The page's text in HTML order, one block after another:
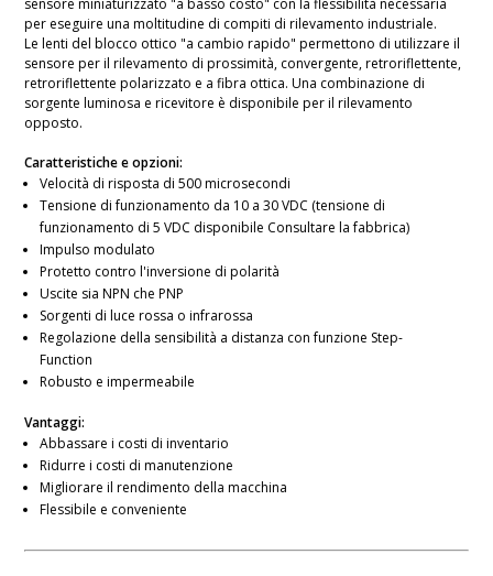
sensore miniaturizzato "a basso costo" con la flessibilità necessaria
per eseguire una moltitudine di compiti di rilevamento industriale.
Le lenti del blocco ottico "a cambio rapido" permettono di utilizzare il
sensore per il rilevamento di prossimità, convergente, retroriflettente,
retroriflettente polarizzato e a fibra ottica. Una combinazione di
sorgente luminosa e ricevitore è disponibile per il rilevamento
opposto.
Caratteristiche e opzioni:
Velocità di risposta di 500 microsecondi
Tensione di funzionamento da 10 a 30 VDC (tensione di
funzionamento di 5 VDC disponibile Consultare la fabbrica)
Impulso modulato
Protetto contro l'inversione di polarità
Uscite sia NPN che PNP
Sorgenti di luce rossa o infrarossa
Regolazione della sensibilità a distanza con funzione Step-
Function
Robusto e impermeabile
Vantaggi:
Abbassare i costi di inventario
Ridurre i costi di manutenzione
Migliorare il rendimento della macchina
Flessibile e conveniente